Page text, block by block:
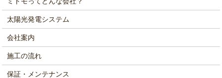
太陽光発電システム
会社案内
施工の流れ
保証・メンテナンス